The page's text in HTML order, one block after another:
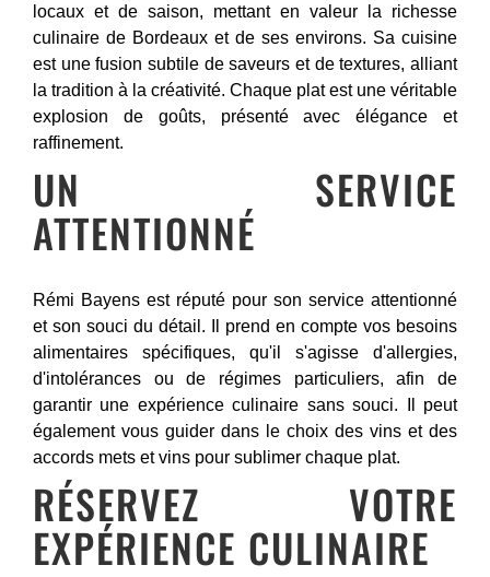
locaux et de saison, mettant en valeur la richesse
culinaire de Bordeaux et de ses environs. Sa cuisine
est une fusion subtile de saveurs et de textures, alliant
la tradition à la créativité. Chaque plat est une véritable
explosion de goûts, présenté avec élégance et
raffinement.
UN SERVICE
ATTENTIONNÉ
Rémi Bayens est réputé pour son service attentionné
et son souci du détail. Il prend en compte vos besoins
alimentaires spécifiques, qu'il s'agisse d'allergies,
d'intolérances ou de régimes particuliers, afin de
garantir une expérience culinaire sans souci. Il peut
également vous guider dans le choix des vins et des
accords mets et vins pour sublimer chaque plat.
RÉSERVEZ VOTRE
EXPÉRIENCE CULINAIRE